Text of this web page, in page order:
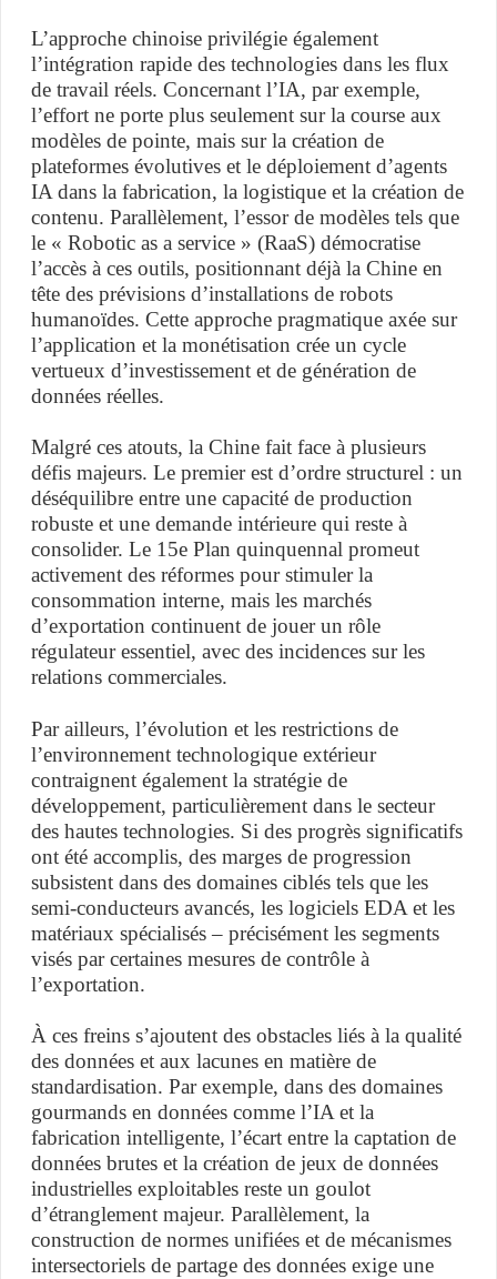
L’approche chinoise privilégie également
l’intégration rapide des technologies dans les flux
de travail réels. Concernant l’IA, par exemple,
l’effort ne porte plus seulement sur la course aux
modèles de pointe, mais sur la création de
plateformes évolutives et le déploiement d’agents
IA dans la fabrication, la logistique et la création de
contenu. Parallèlement, l’essor de modèles tels que
le « Robotic as a service » (RaaS) démocratise
l’accès à ces outils, positionnant déjà la Chine en
tête des prévisions d’installations de robots
humanoïdes. Cette approche pragmatique axée sur
l’application et la monétisation crée un cycle
vertueux d’investissement et de génération de
données réelles.
Malgré ces atouts, la Chine fait face à plusieurs
défis majeurs. Le premier est d’ordre structurel : un
déséquilibre entre une capacité de production
robuste et une demande intérieure qui reste à
consolider. Le 15e Plan quinquennal promeut
activement des réformes pour stimuler la
consommation interne, mais les marchés
d’exportation continuent de jouer un rôle
régulateur essentiel, avec des incidences sur les
relations commerciales.
Par ailleurs, l’évolution et les restrictions de
l’environnement technologique extérieur
contraignent également la stratégie de
développement, particulièrement dans le secteur
des hautes technologies. Si des progrès significatifs
ont été accomplis, des marges de progression
subsistent dans des domaines ciblés tels que les
semi-conducteurs avancés, les logiciels EDA et les
matériaux spécialisés – précisément les segments
visés par certaines mesures de contrôle à
l’exportation.
À ces freins s’ajoutent des obstacles liés à la qualité
des données et aux lacunes en matière de
standardisation. Par exemple, dans des domaines
gourmands en données comme l’IA et la
fabrication intelligente, l’écart entre la captation de
données brutes et la création de jeux de données
industrielles exploitables reste un goulot
d’étranglement majeur. Parallèlement, la
construction de normes unifiées et de mécanismes
intersectoriels de partage des données exige une